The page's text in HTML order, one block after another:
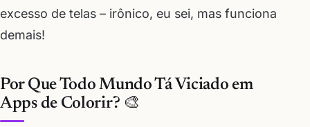
excesso de telas – irônico, eu sei, mas funciona
demais!
Por Que Todo Mundo Tá Viciado em
Apps de Colorir? 🎨